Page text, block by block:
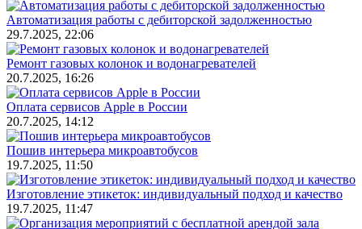
Автоматизация работы с дебиторской задолженностью
29.7.2025, 22:06
Ремонт газовых колонок и водонагревателей
20.7.2025, 16:26
Оплата сервисов Apple в России
20.7.2025, 14:12
Пошив интерьера микроавтобусов
19.7.2025, 11:50
Изготовление этикеток: индивидуальный подход и качество
19.7.2025, 11:47